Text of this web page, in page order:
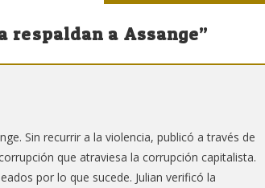
respaldan a Assange”
Sin recurrir a la violencia, publicó a través de
que atraviesa la corrupción capitalista.
por lo que sucede. Julian verificó la